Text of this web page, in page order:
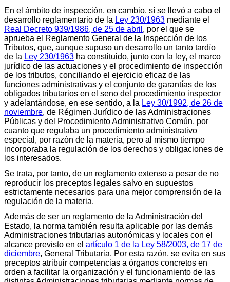
En el ámbito de inspección, en cambio, sí se llevó a cabo el
desarrollo reglamentario de la Ley 230/1963 mediante el
Real Decreto 939/1986, de 25 de abril , por el que se
aprueba el Reglamento General de la Inspección de los
Tributos, que, aunque supuso un desarrollo un tanto tardío
de la Ley 230/1963 ha constituido, junto con la ley, el marco
jurídico de las actuaciones y el procedimiento de inspección
de los tributos, conciliando el ejercicio eficaz de las
funciones administrativas y el conjunto de garantías de los
obligados tributarios en el seno del procedimiento inspector
y adelantándose, en ese sentido, a la Ley 30/1992, de 26 de
noviembre, de Régimen Jurídico de las Administraciones
Públicas y del Procedimiento Administrativo Común, por
cuanto que regulaba un procedimiento administrativo
especial, por razón de la materia, pero al mismo tiempo
incorporaba la regulación de los derechos y obligaciones de
los interesados.
Se trata, por tanto, de un reglamento extenso a pesar de no
reproducir los preceptos legales salvo en supuestos
estrictamente necesarios para una mejor comprensión de la
regulación de la materia.
Además de ser un reglamento de la Administración del
Estado, la norma también resulta aplicable por las demás
Administraciones tributarias autonómicas y locales con el
alcance previsto en el artículo 1 de la Ley 58/2003, de 17 de
diciembre, General Tributaria. Por esta razón, se evita en sus
preceptos atribuir competencias a órganos concretos en
orden a facilitar la organización y el funcionamiento de las